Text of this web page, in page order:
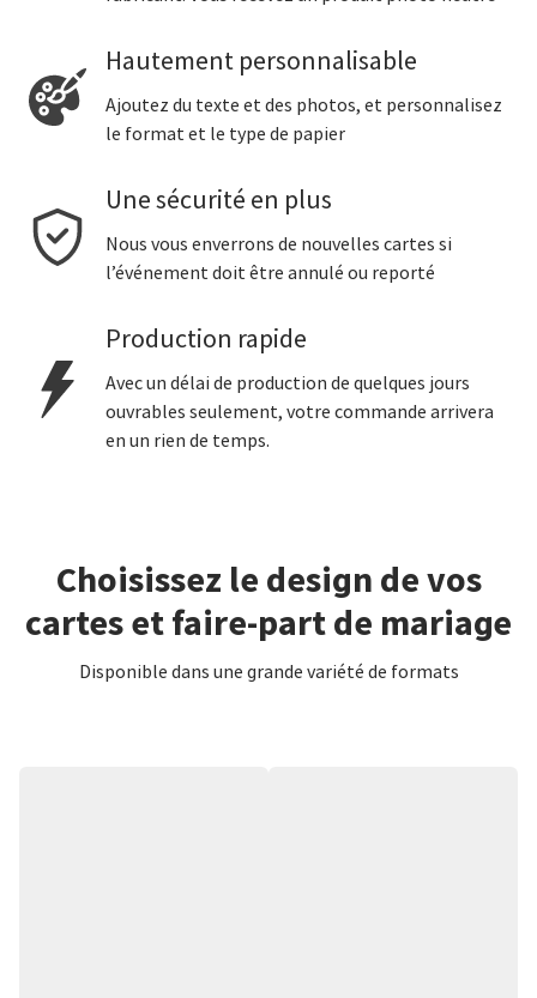
Hautement personnalisable
Ajoutez du texte et des photos, et personnalisez
le format et le type de papier
Une sécurité en plus
Nous vous enverrons de nouvelles cartes si
l’événement doit être annulé ou reporté
Production rapide
Avec un délai de production de quelques jours
ouvrables seulement, votre commande arrivera
en un rien de temps.
Choisissez le design de vos
cartes et faire-part de mariage
Disponible dans une grande variété de formats